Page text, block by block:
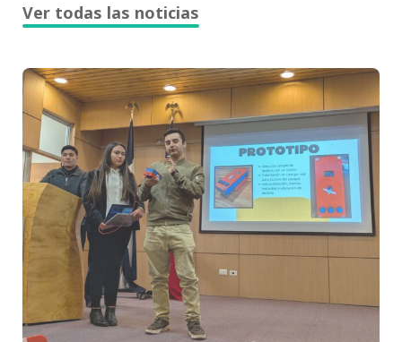
Ver todas las noticias